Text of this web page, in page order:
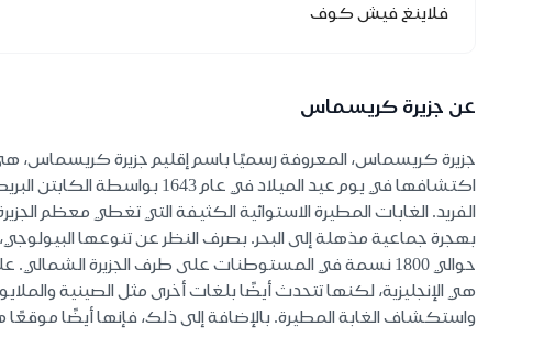
فلاينغ فيش كوف
عن جزيرة كريسماس
جزيرة كريسماس، المعروفة رسميًا باسم إقليم جزيرة كريسماس،
الفريد. الغابات المطيرة الاستوائية الكثيفة التي تغطي معظم
بهجرة جماعية مذهلة إلى البحر. بصرف النظر عن تنوعها
حوالي 1800 نسمة في المستوطنات على طرف الجزيرة
هي الإنجليزية، لكنها تتحدث أيضًا بلغات أخرى مثل الصينية
واستكشاف الغابة المطيرة. بالإضافة إلى ذلك، فإنها أيضًا موقعًا